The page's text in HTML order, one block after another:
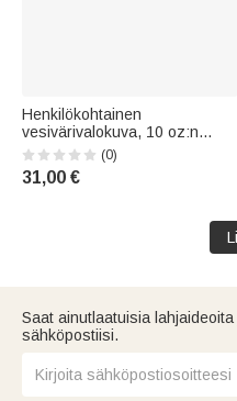
Henkilökohtainen
vesivärivalokuva, 10 oz:n
lämpöeristetty juomamuki,
jossa on nimi – vauvakutsujen
ja pikkulasten
(0)
31,00 €
Saat ainutlaatuisia
sähköpostiisi.